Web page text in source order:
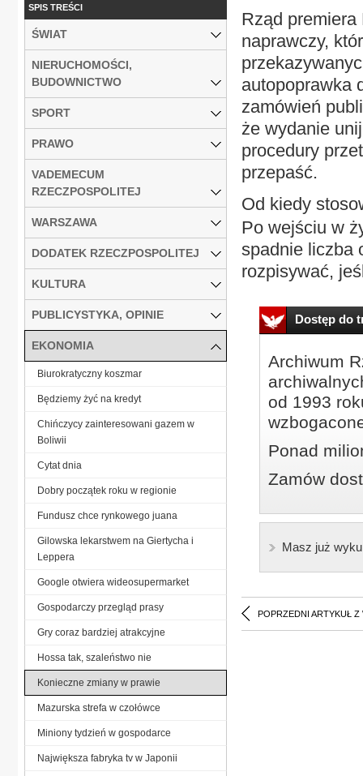
Rząd premiera
naprawczy,
autopoprawka
zamówień
że wydanie
procedury
przepaść.
Od kiedy
Po wejściu w
spadnie liczba
rozpisywać,
Dostęp do
Archiwum
od 1993
Ponad
Zamów
Masz już
POPRZEDNI ARTYKUŁ Z
SPIS TREŚCI
ŚWIAT
NIERUCHOMOŚCI,
BUDOWNICTWO
SPORT
PRAWO
VADEMECUM
RZECZPOSPOLITEJ
WARSZAWA
DODATEK RZECZPOSPOLITEJ
KULTURA
PUBLICYSTYKA, OPINIE
EKONOMIA
Biurokratyczny koszmar
Będziemy żyć na kredyt
Chińczycy zainteresowani gazem w
Boliwii
Cytat dnia
Dobry początek roku w regionie
Fundusz chce rynkowego juana
Gilowska lekarstwem na Giertycha i
Leppera
Google otwiera wideosupermarket
Gospodarczy przegląd prasy
Gry coraz bardziej atrakcyjne
Hossa tak, szaleństwo nie
Konieczne zmiany w prawie
Mazurska strefa w czołówce
Miniony tydzień w gospodarce
Największa fabryka tv w Japonii